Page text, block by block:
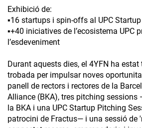
Exhibició de:
▪️16 startups i spin-offs al UPC Startup
▪️+40 iniciatives de l’ecosistema UPC
l’esdeveniment
Durant aquests dies, el 4YFN ha
trobada per impulsar noves
panell de rectors i rectores de la
Alliance (BKA), tres pitching sessions
la BKA i una UPC Startup Pitching
patrocini de Fractus— i una sessió de